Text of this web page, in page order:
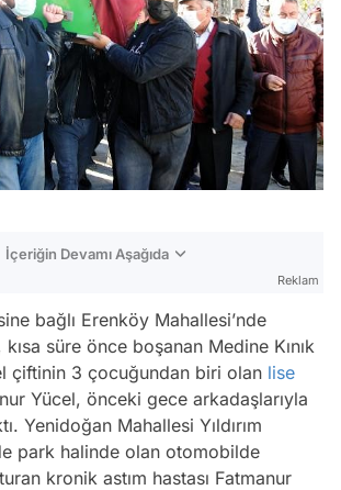
İçeriğin Devamı Aşağıda
Reklam
bağlı Erenköy Mahallesi’nde
süre önce boşanan Medine Kınık
çiftinin 3 çocuğundan biri olan lise
Yücel, önceki gece arkadaşlarıyla
Yenidoğan Mahallesi Yıldırım
park halinde olan otomobilde
kronik astım hastası Fatmanur